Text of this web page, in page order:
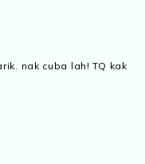
nak cuba lah! TQ kak